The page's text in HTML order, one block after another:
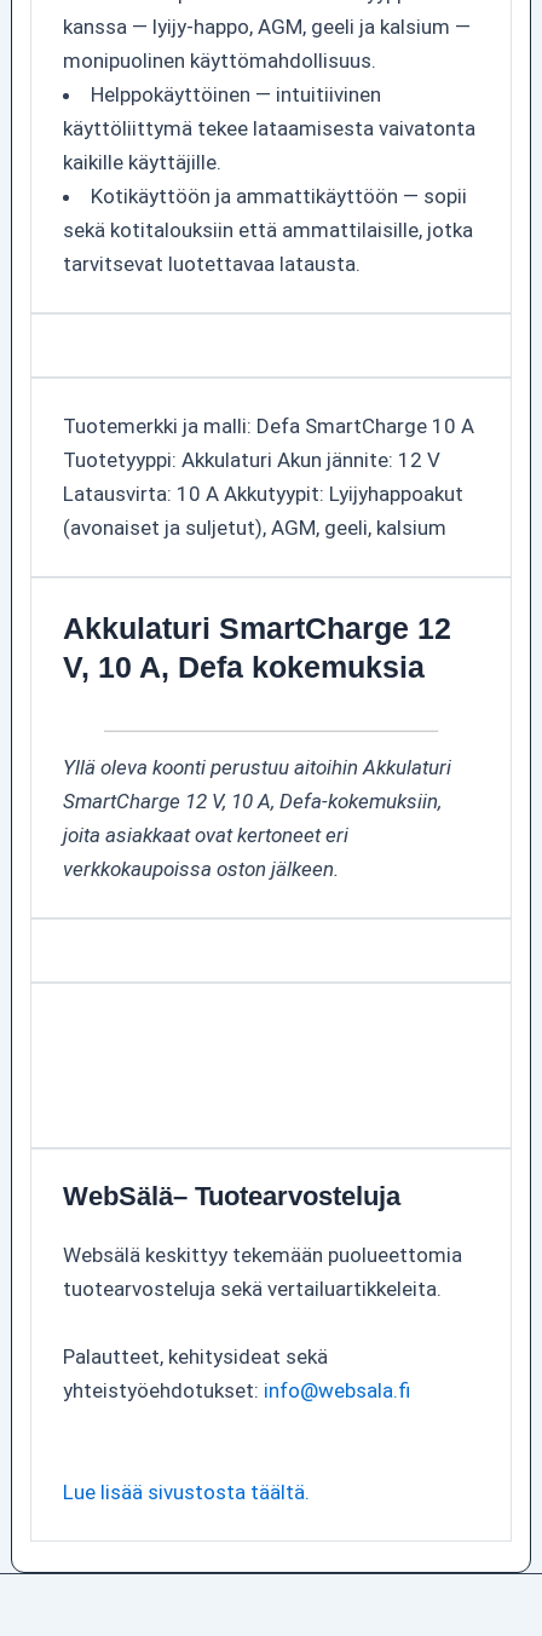
kanssa — lyijy-happo, AGM, geeli ja kalsium —
monipuolinen käyttömahdollisuus.
Helppokäyttöinen — intuitiivinen
käyttöliittymä tekee lataamisesta vaivatonta
kaikille käyttäjille.
Kotikäyttöön ja ammattikäyttöön — sopii
sekä kotitalouksiin että ammattilaisille, jotka
tarvitsevat luotettavaa latausta.
Tuotemerkki ja malli: Defa SmartCharge 10 A
Tuotetyyppi: Akkulaturi Akun jännite: 12 V
Latausvirta: 10 A Akkutyypit: Lyijyhappoakut
(avonaiset ja suljetut), AGM, geeli, kalsium
Akkulaturi SmartCharge 12
V, 10 A, Defa kokemuksia
Yllä oleva koonti perustuu aitoihin Akkulaturi
SmartCharge 12 V, 10 A, Defa-kokemuksiin,
joita asiakkaat ovat kertoneet eri
verkkokaupoissa oston jälkeen.
WebSälä– Tuotearvosteluja
Websälä keskittyy tekemään puolueettomia
tuotearvosteluja sekä vertailuartikkeleita.
Palautteet, kehitysideat sekä
yhteistyöehdotukset: info@websala.fi
Lue lisää sivustosta täältä.